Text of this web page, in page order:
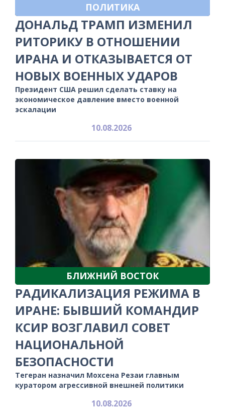
ПОЛИТИКА
ДОНАЛЬД ТРАМП ИЗМЕНИЛ
РИТОРИКУ В ОТНОШЕНИИ
ИРАНА И ОТКАЗЫВАЕТСЯ ОТ
НОВЫХ ВОЕННЫХ УДАРОВ
Президент США решил сделать ставку на
экономическое давление вместо военной
эскалации
10.08.2026
БЛИЖНИЙ ВОСТОК
РАДИКАЛИЗАЦИЯ РЕЖИМА В
ИРАНЕ: БЫВШИЙ КОМАНДИР
КСИР ВОЗГЛАВИЛ СОВЕТ
НАЦИОНАЛЬНОЙ
БЕЗОПАСНОСТИ
Тегеран назначил Мохсена Резаи главным
куратором агрессивной внешней политики
10.08.2026